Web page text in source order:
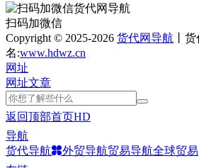
扫码加微信
Copyright © 2025-2026 货代网导航 丨
名:www.hdwz.cn
网址
网址文章
返回顶部首页HD
导航
货代导航
外贸导航贸易导航全球贸易